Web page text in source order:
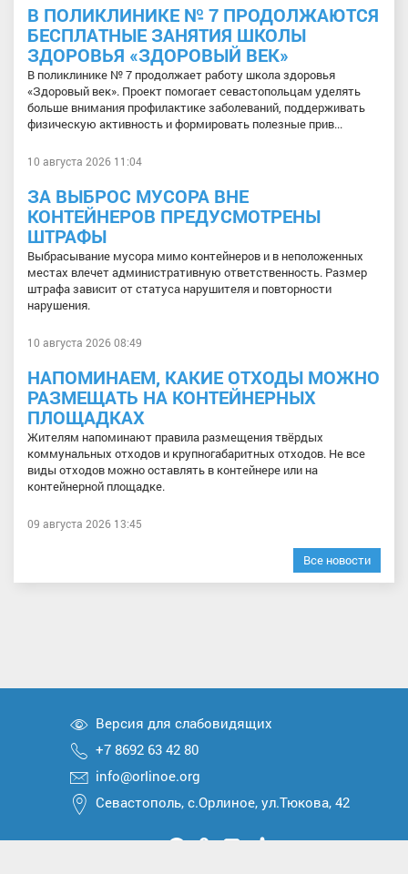
В ПОЛИКЛИНИКЕ № 7 ПРОДОЛЖАЮТСЯ
БЕСПЛАТНЫЕ ЗАНЯТИЯ ШКОЛЫ
ЗДОРОВЬЯ «ЗДОРОВЫЙ ВЕК»
В поликлинике № 7 продолжает работу школа здоровья
«Здоровый век». Проект помогает севастопольцам уделять
больше внимания профилактике заболеваний, поддерживать
физическую активность и формировать полезные прив...
10 августа 2026 11:04
ЗА ВЫБРОС МУСОРА ВНЕ
КОНТЕЙНЕРОВ ПРЕДУСМОТРЕНЫ
ШТРАФЫ
Выбрасывание мусора мимо контейнеров и в неположенных
местах влечет административную ответственность. Размер
штрафа зависит от статуса нарушителя и повторности
нарушения.
10 августа 2026 08:49
НАПОМИНАЕМ, КАКИЕ ОТХОДЫ МОЖНО
РАЗМЕЩАТЬ НА КОНТЕЙНЕРНЫХ
ПЛОЩАДКАХ
Жителям напоминают правила размещения твёрдых
коммунальных отходов и крупногабаритных отходов. Не все
виды отходов можно оставлять в контейнере или на
контейнерной площадке.
09 августа 2026 13:45
Все новости
Версия для слабовидящих
+7 8692 63 42 80
info@orlinoe.org
Севастополь, с.Орлиное, ул.Тюкова, 42
МыМыМыМыМы